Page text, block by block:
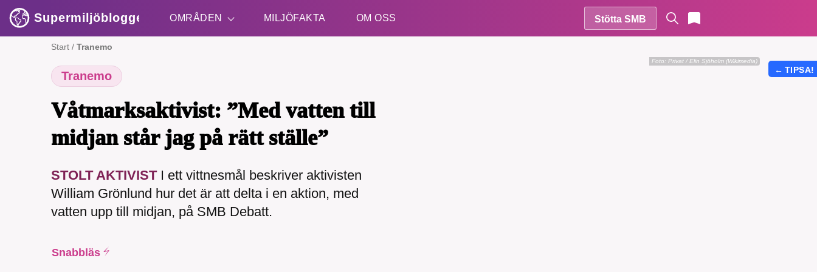
Supermiljöbloggen OMRÅDEN MILJÖFAKTA OM OSS Stötta SMB
Start / Tranemo
Tranemo
Våtmarksaktivist: ”Med vatten till
midjan står jag på rätt ställe”
STOLT AKTIVISTI ett vittnesmål beskriver aktivisten
William Grönlund hur det är att delta i en aktion, med
vatten upp till midjan, på SMB Debatt.
Snabbläs
Foto: Privat / Elin Sjöholm (Wikimedia)
← TIPSA!
SMB kämpar för en hållbar framtid. Sedan starten 2010 har vår
ideella redaktion drivit miljödebatten framåt genom
nyhetsbevakning och granskningar. Nu vill vi utveckla vårt